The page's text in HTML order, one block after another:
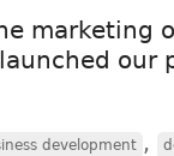
marketing
our
development ,